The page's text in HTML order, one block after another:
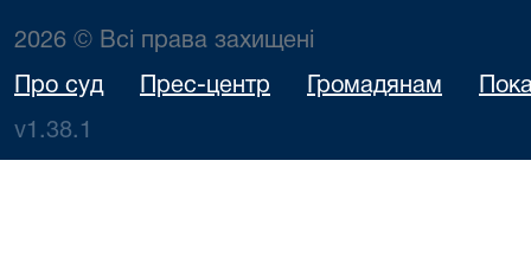
2026 © Всі права захищені
Про суд Прес-центр Громадянам
v1.38.1